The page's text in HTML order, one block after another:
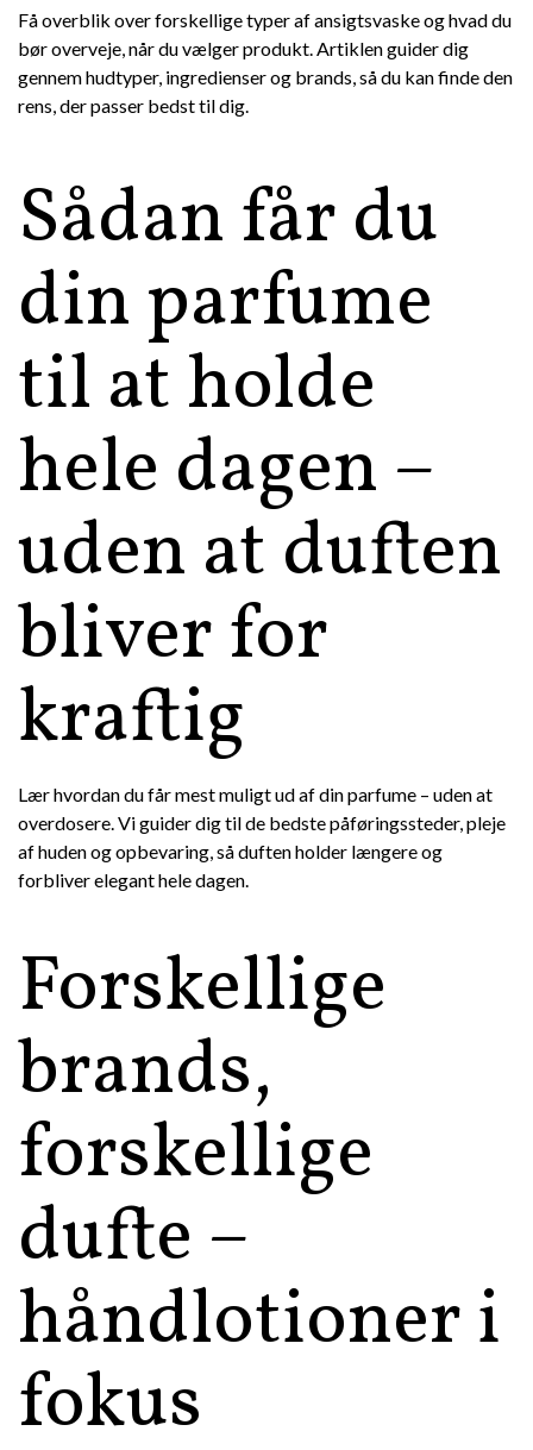
Få overblik over forskellige typer af ansigtsvaske og hvad du
bør overveje, når du vælger produkt. Artiklen guider dig
gennem hudtyper, ingredienser og brands, så du kan finde den
rens, der passer bedst til dig.
Sådan får du
din parfume
til at holde
hele dagen –
uden at duften
bliver for
kraftig
Lær hvordan du får mest muligt ud af din parfume – uden at
overdosere. Vi guider dig til de bedste påføringssteder, pleje
af huden og opbevaring, så duften holder længere og
forbliver elegant hele dagen.
Forskellige
brands,
forskellige
dufte –
håndlotioner i
fokus